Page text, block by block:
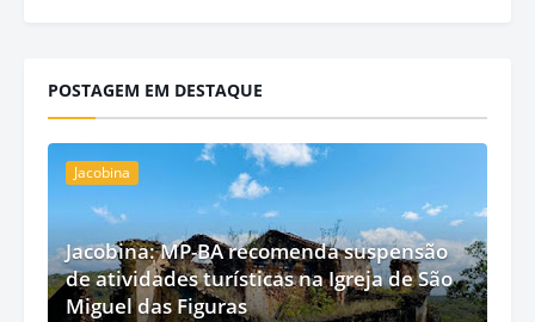
POSTAGEM EM DESTAQUE
Jacobina
Jacobina: MP-BA recomenda suspensão
de atividades turísticas na Igreja de São
Miguel das Figuras